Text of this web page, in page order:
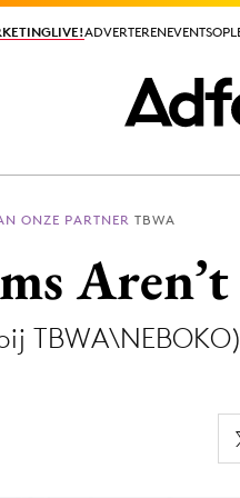
ADVERTERENEVENTS
ADVERTERENEVENTS
ONZE PARTNER TBWA